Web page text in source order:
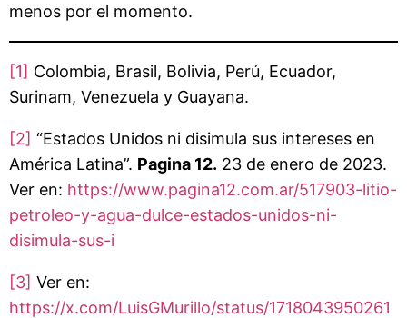
menos por el momento.
[1] Colombia, Brasil, Bolivia, Perú, Ecuador,
Surinam, Venezuela y Guayana.
[2] “Estados Unidos ni disimula sus intereses en
América Latina”. Pagina 12. 23 de enero de 2023.
Ver en: https://www.pagina12.com.ar/517903-litio-
petroleo-y-agua-dulce-estados-unidos-ni-
disimula-sus-i
[3] Ver en:
https://x.com/LuisGMurillo/status/1718043950261